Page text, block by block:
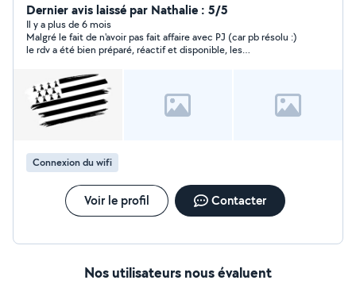
Classement de vos papiers. Revue tarifaire de vos
contrats, assurances, internet, mobiles mutuelles...
Assistance informatique (utilisation, paramétrages,
connexions objects connectés... utilisation internet,
visio, sites administratifs...). Soutien scolaire: dont
notamment préparer son rapport de stages, son
mémoire, aide méthodologique, bâtir son plan ...
Assistance suite convalescence (opération, maladie):
votre invalidité temporaire. En votre absence, simulation
présence maison, balades et alimentation animaux Plus
de détails sur mon site internet: pjbmonassistant .fr
J'interviens en centre bretagne pays de Ploërmel, mais
également sur Rennes et ses environs, ainsi que entre
Dernier avis laissé par Nathalie : 5/5
Il y a plus de 6 mois
Malgré le fait de n'avoir pas fait affaire avec PJ (car pb résolu :)
le rdv a été bien préparé, réactif et disponible, les
Connexion du wifi
Voir le profil Contacter
Nos utilisateurs nous évaluent